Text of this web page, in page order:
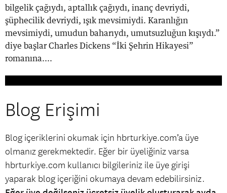
bilgelik çağıydı, aptallık çağıydı, inanç devriydi,
şüphecilik devriydi, ışık mevsimiydi. Karanlığın
mevsimiydi, umudun baharıydı, umutsuzluğun kışıydı.”
diye başlar Charles Dickens “İki Şehrin Hikayesi”
romanına....
Blog Erişimi
Blog içeriklerini okumak için hbrturkiye.com’a üye
olmanız gerekmektedir. Eğer bir üyeliğiniz varsa
hbrturkiye.com kullanıcı bilgileriniz ile üye girişi
yaparak blog içeriğini okumaya devam edebilirsiniz.